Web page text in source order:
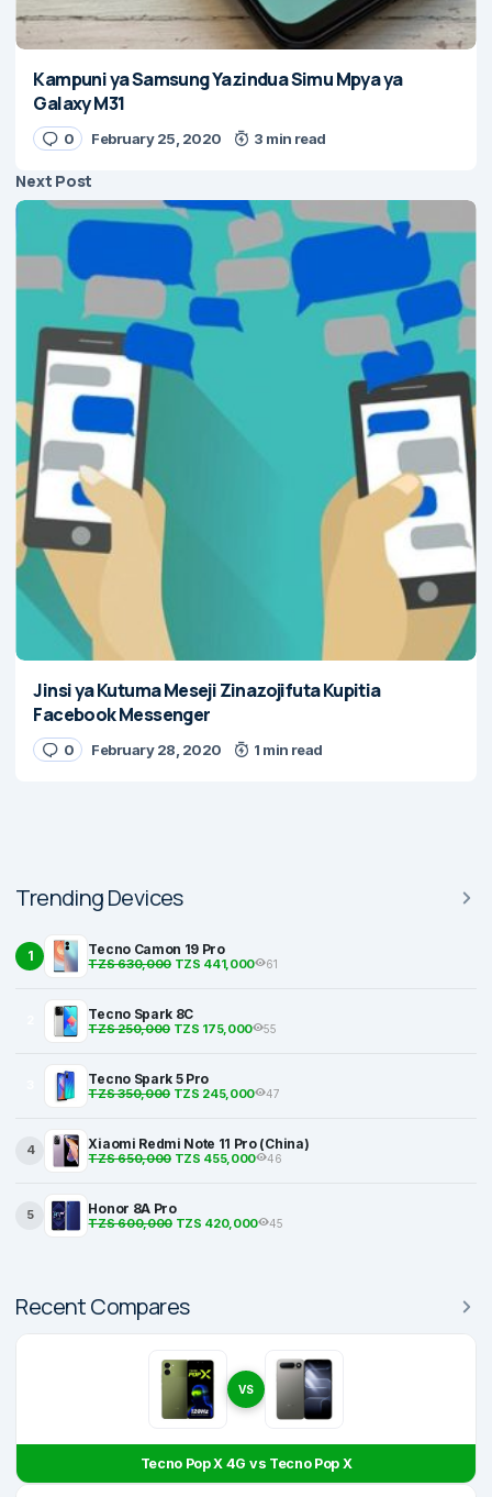
Kampuni ya Samsung Yazindua Simu Mpya ya
Galaxy M31
0 February 25, 2020 3 min read
Next Post
Jinsi ya Kutuma Meseji Zinazojifuta Kupitia
Facebook Messenger
0 February 28, 2020 1 min read
Trending Devices
1 Tecno Camon 19 Pro
TZS 630,000TZS 441,000 61
Tecno Spark 8C
TZS 250,000TZS 175,000 55
Tecno Spark 5 Pro
TZS 350,000TZS 245,000 47
4 Xiaomi Redmi Note 11 Pro (China)
TZS 650,000TZS 455,000 46
5 Honor 8A Pro
TZS 600,000TZS 420,000 45
Recent Compares
VS
Tecno Pop X 4G vs Tecno Pop X